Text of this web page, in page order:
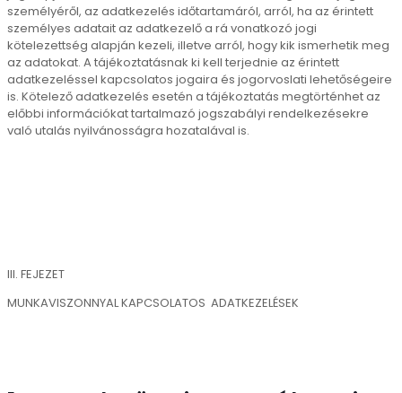
személyéről, az adatkezelés időtartamáról, arról, ha az érintett
személyes adatait az adatkezelő a rá vonatkozó jogi
kötelezettség alapján kezeli, illetve arról, hogy kik ismerhetik meg
az adatokat. A tájékoztatásnak ki kell terjednie az érintett
adatkezeléssel kapcsolatos jogaira és jogorvoslati lehetőségeire
is. Kötelező adatkezelés esetén a tájékoztatás megtörténhet az
előbbi információkat tartalmazó jogszabályi rendelkezésekre
való utalás nyilvánosságra hozatalával is.
III. FEJEZET
MUNKAVISZONNYAL KAPCSOLATOS ADATKEZELÉSEK